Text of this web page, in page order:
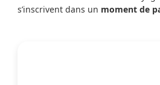
s’inscrivent dans un moment de